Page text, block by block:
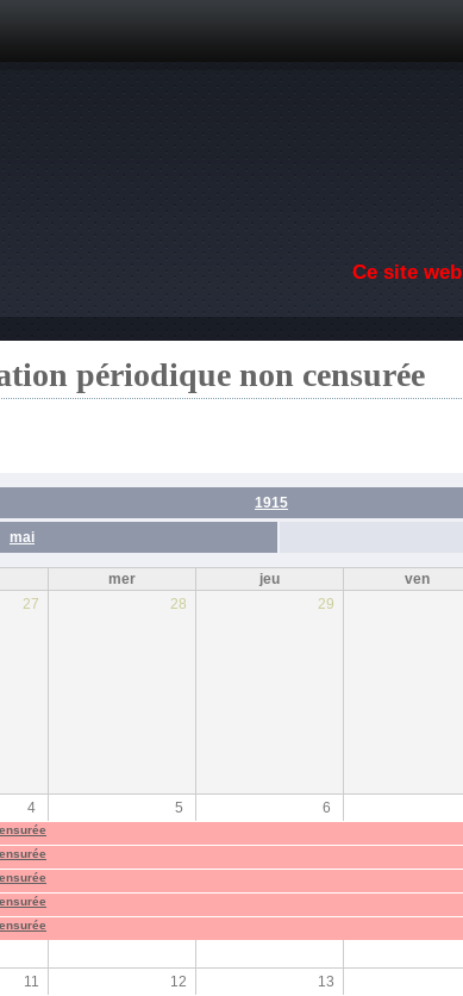
Ce site web
périodique non censurée
1915
mai
mer jeu ven
27 28 29
4 5 6
11 12 13